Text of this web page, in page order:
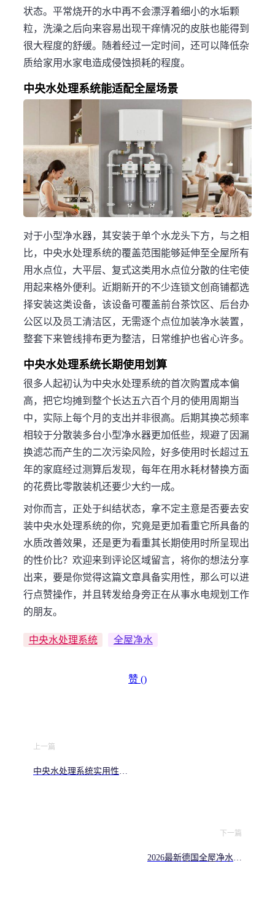
状态。平常烧开的水中再不会漂浮着细小的水垢颗
粒，洗澡之后向来容易出现干痒情况的皮肤也能得到
很大程度的舒缓。随着经过一定时间，还可以降低杂
质给家用水家电造成侵蚀损耗的程度。
中央水处理系统能适配全屋场景
对于小型净水器，其安装于单个水龙头下方，与之相
比，中央水处理系统的覆盖范围能够延伸至全屋所有
用水点位，大平层、复式这类用水点位分散的住宅使
用起来格外便利。近期新开的不少连锁文创商铺都选
择安装这类设备，该设备可覆盖前台茶饮区、后台办
公区以及员工清洁区，无需逐个点位加装净水装置，
整套下来管线排布更为整洁，日常维护也省心许多。
中央水处理系统长期使用划算
很多人起初认为中央水处理系统的首次购置成本偏
高，把它均摊到整个长达五六百个月的使用周期当
中，实际上每个月的支出并非很高。后期其换芯频率
相较于分散装多台小型净水器更加低些，规避了因漏
换滤芯而产生的二次污染风险，好多使用时长超过五
年的家庭经过测算后发现，每年在用水耗材替换方面
的花费比零散装机还要少大约一成。
对你而言，正处于纠结状态，拿不定主意是否要去安
装中央水处理系统的你，究竟是更加看重它所具备的
水质改善效果，还是更为看重其长期使用时所呈现出
的性价比？欢迎来到评论区域留言，将你的想法分享
出来，要是你觉得这篇文章具备实用性，那么可以进
行点赞操作，并且转发给身旁正在从事水电规划工作
的朋友。
中央水处理系统 全屋净水
赞 ()
上一篇
中央水处理系统实用性解
下一篇
2026最新德国全屋净水系